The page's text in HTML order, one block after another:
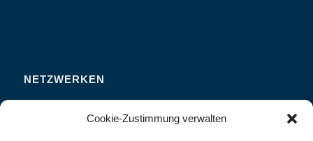
Cookie-Zustimmung verwalten
NETZWERKEN